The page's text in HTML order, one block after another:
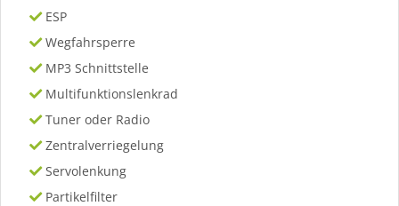
ESP
Wegfahrsperre
MP3 Schnittstelle
Multifunktionslenkrad
Tuner oder Radio
Zentralverriegelung
Servolenkung
Partikelfilter